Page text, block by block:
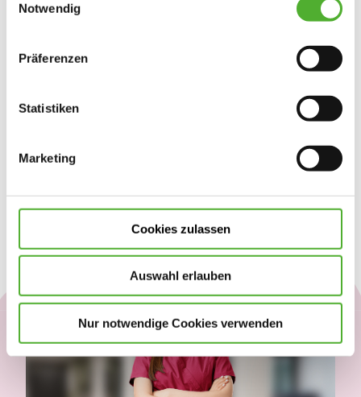
Cookies, wenn Sie unsere Webseite weiterhin nutzen.
Notwendig
Präferenzen
Statistiken
Marketing
Cookies zulassen
Auswahl erlauben
Nur notwendige Cookies verwenden
22.05.2026
Ausbildung zur/zum Pflegefachfrau/-mann
(m/w/d)
Ausbildung